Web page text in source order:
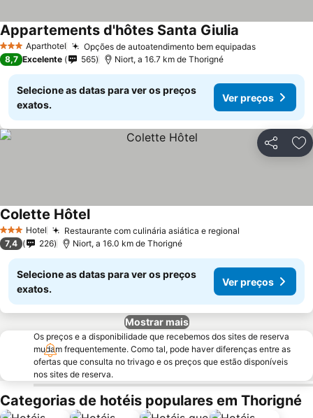
3 EstrelasAparthotel Opções de autoatendimento bem equipadas
Appartements d'hôtes Santa Giulia
8,7 Excelente 565 Niort, a 16.7 km de Thorigné
Selecione as datas para ver os preços
exatos.
Ver preços
Partilhar
3 EstrelasHotel Restaurante com culinária asiática e regional
Colette Hôtel
7,4 226 Niort, a 16.0 km de Thorigné
Selecione as datas para ver os preços
exatos.
Ver preços
Mostrar mais
Os preços e a disponibilidade que recebemos dos sites de reserva
mudam frequentemente. Como tal, pode haver diferenças entre as
ofertas que consulta no trivago e os preços que estão disponíveis
nos sites de reserva.
Categorias de hotéis populares em Thorigné